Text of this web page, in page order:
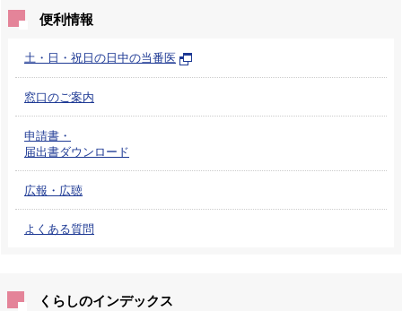
便利情報
土・日・祝日の日中の当番医
窓口のご案内
申請書・
届出書ダウンロード
広報・広聴
よくある質問
くらしのインデックス